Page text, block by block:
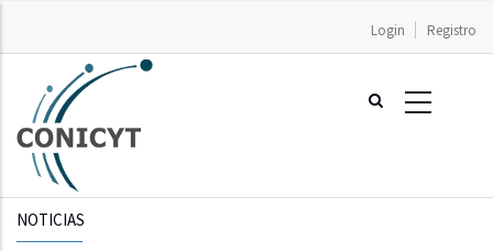
principal
Login Registro
NOTICIAS